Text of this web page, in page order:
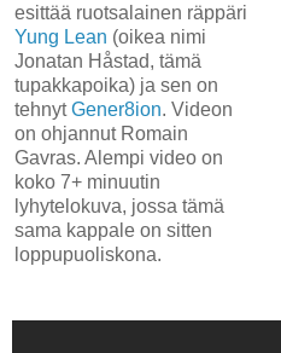
esittää ruotsalainen räppäri
Yung Lean (oikea nimi
Jonatan Håstad, tämä
tupakkapoika) ja sen on
tehnytGener8ion. Videon
on ohjannut Romain
Gavras. Alempi video on
koko 7+ minuutin
lyhytelokuva, jossa tämä
sama kappale on sitten
loppupuoliskona.